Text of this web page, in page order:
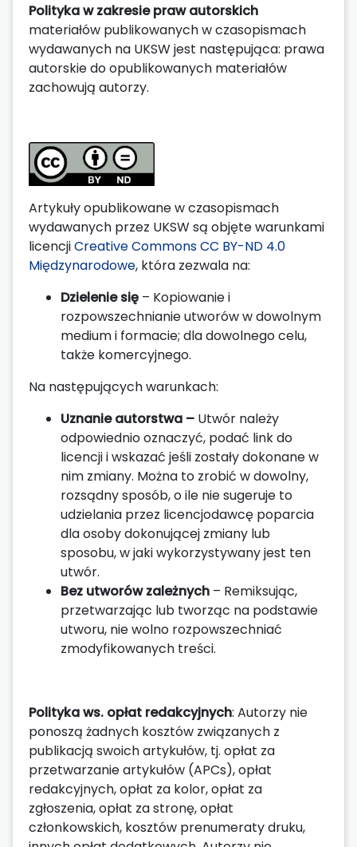
Polityka w zakresie praw autorskich
materiałów publikowanych w czasopismach
wydawanych na UKSW jest następująca: prawa
autorskie do opublikowanych materiałów
zachowują autorzy.
Artykuły opublikowane w czasopismach
wydawanych przez UKSW są objęte warunkami
licencjiCreative Commons CC BY-ND 4.0
Międzynarodowe, która zezwala na:
Dzielenie się – Kopiowanie i
rozpowszechnianie utworów w dowolnym
medium i formacie; dla dowolnego celu,
także komercyjnego.
Na następujących warunkach:
Uznanie autorstwa – Utwór należy
odpowiednio oznaczyć, podać link do
licencji i wskazać jeśli zostały dokonane w
nim zmiany. Można to zrobić w dowolny,
rozsądny sposób, o ile nie sugeruje to
udzielania przez licencjodawcę poparcia
dla osoby dokonującej zmiany lub
sposobu, w jaki wykorzystywany jest ten
utwór.
Bez utworów zależnych – Remiksując,
przetwarzając lub tworząc na podstawie
utworu, nie wolno rozpowszechniać
zmodyfikowanych treści.
Polityka ws. opłat redakcyjnych: Autorzy nie
ponoszą żadnych kosztów związanych z
publikacją swoich artykułów, tj. opłat za
przetwarzanie artykułów (APCs), opłat
redakcyjnych, opłat za kolor, opłat za
zgłoszenia, opłat za stronę, opłat
członkowskich, kosztów prenumeraty druku,